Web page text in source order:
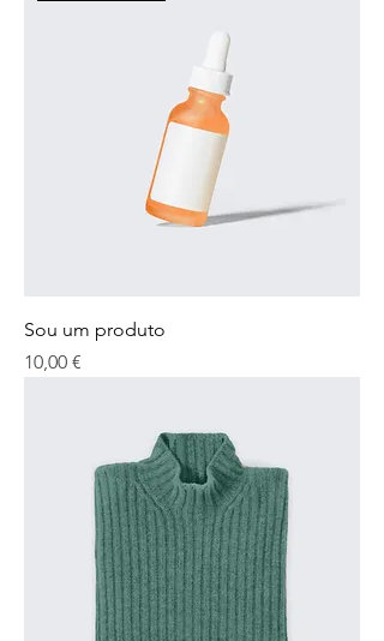
Sou um produto
Preço
10,00 €